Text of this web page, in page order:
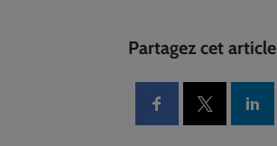
Partagez cet article